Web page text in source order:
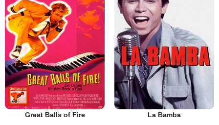
Great Balls of Fire La Bamba